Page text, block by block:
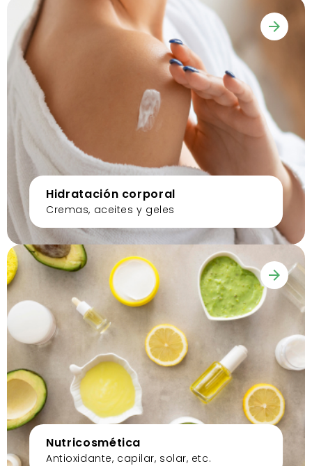
Hidratación corporal
Cremas, aceites y geles
Nutricosmética
Antioxidante, capilar, solar, etc.